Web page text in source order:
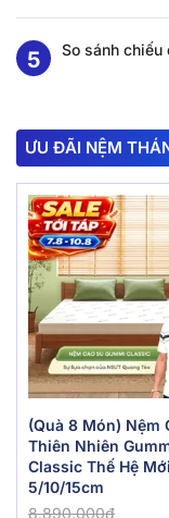
So sánh chiếu
ƯU ĐÃI NỆM
(Quà 8 Món) Nệm
Thiên Nhiên
Classic Thế Hệ
5/10/15cm
8.890.000đ